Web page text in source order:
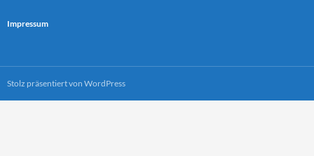
Impressum
Stolz präsentiert von WordPress